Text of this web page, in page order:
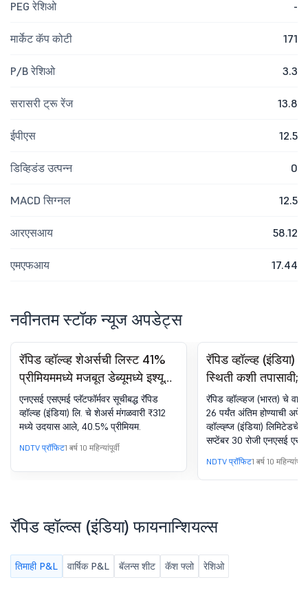
PEG रेशिओ -
मार्केट कॅप कोटी 171
P/B रेशिओ 3.3
सरासरी ट्रू रेंज 13.8
ईपीएस 12.5
डिव्हिडंड उत्पन्न 0
MACD सिग्नल 12.5
आरएसआय 58.12
एमएफआय 17.44
नवीनतम स्टॉक न्यूज अपडेट्स
रॅपिड व्हॉल्व्ह शेअर्सची लिस्ट 41%
प्रीमियममध्ये मजबूत डेब्यूमध्ये इश्यू
किंमतीपेक्षा जास्त
एनएसई एसएमई प्लॅटफॉर्मवर सूचीबद्ध रॅपिड
व्हॉल्व्ह (इंडिया) लि. चे शेअर्स मंगळवारी ₹312
मध्ये उदयास आले, 40.5% प्रीमियम.
NDTV प्रॉफिट1 वर्ष 10 महिन्यांपूर्वी
रॅपिड व्हॉल्व्ह (इंडिया)
स्थिती कशी
लिस्टिंग तारीख तपासा
रॅपिड व्हॉल्व्हज (भारत) चे
26 पर्यंत अंतिम होण्याची
व्हॉल्व्ह्ज (इंडिया) लिमिटेडचे
सप्टेंबर 30 रोजी एनएसई
सूचीबद्ध केले जातील.
NDTV प्रॉफिट1 वर्ष 10 महिन्यांपूर्वी
रॅपिड व्हॉल्व्स (इंडिया) फायनान्शियल्स
तिमाही P&L वार्षिक P&L बॅलन्स शीट कॅश फ्लो रेशिओ